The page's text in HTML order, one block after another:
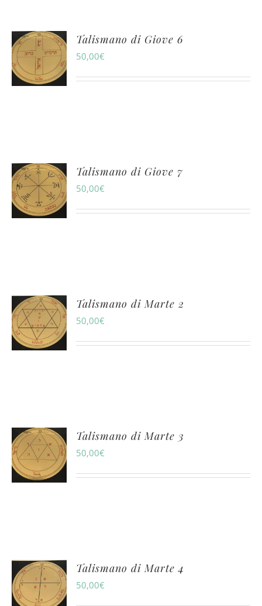
AGGIUNGI
AL
CARRELLO
Talismano di Giove 6
50,00€
AGGIUNGI
Talismano di Giove 7
50,00€
AGGIUNGI
AL
CARRELLO
Talismano di Marte 2
50,00€
AGGIUNGI
AL
CARRELLO
Talismano di Marte 3
50,00€
AGGIUNGI
Talismano di Marte 4
50,00€